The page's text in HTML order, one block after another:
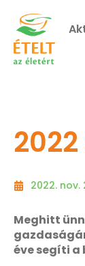
2022. nov.
Meghitt
éve segíti